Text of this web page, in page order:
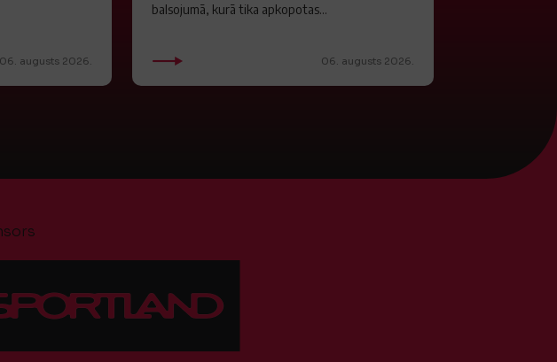
06. augusts 2026.
balsojumā, kurā tika apkopotas...
06. augusts 2026.